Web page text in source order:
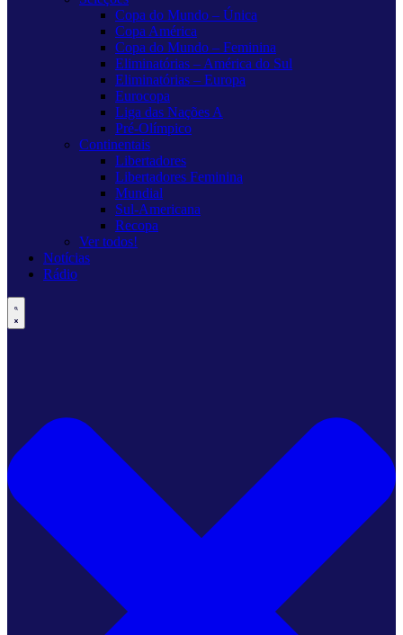
Copa do Mundo – Única
Copa América
Copa do Mundo – Feminina
Eliminatórias – América do Sul
Eliminatórias – Europa
Eurocopa
Liga das Nações A
Pré-Olímpico
Continentais
Libertadores
Libertadores Feminina
Mundial
Sul-Americana
Recopa
Ver todos!
Notícias
Rádio